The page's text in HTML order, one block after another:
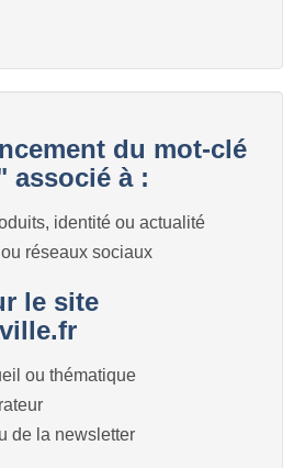
du mot-clé
associé à :
identité ou actualité
réseaux sociaux
le site
ou thématique
de la newsletter